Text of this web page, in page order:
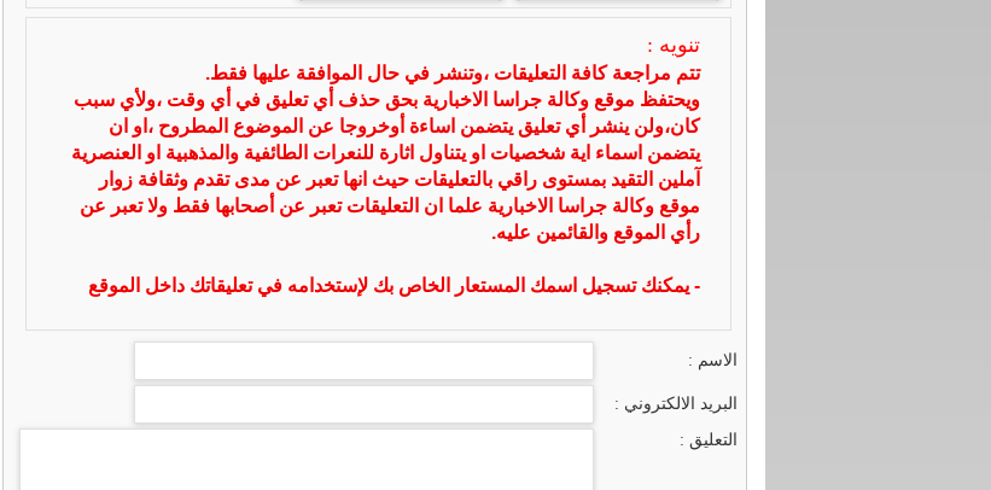
تنويه :
تتم مراجعة كافة التعليقات ،وتنشر في حال الموافقة عليها فقط.
ويحتفظ موقع وكالة جراسا الاخبارية بحق حذف أي تعليق في أي وقت ،ولأي سبب
كان،ولن ينشر أي تعليق يتضمن اساءة أوخروجا عن الموضوع المطروح ،او ان
يتضمن اسماء اية شخصيات او يتناول اثارة للنعرات الطائفية والمذهبية او العنصرية
آملين التقيد بمستوى راقي بالتعليقات حيث انها تعبر عن مدى تقدم وثقافة زوار
موقع وكالة جراسا الاخبارية علما ان التعليقات تعبر عن أصحابها فقط ولا تعبر عن
رأي الموقع والقائمين عليه.
- يمكنك تسجيل اسمك المستعار الخاص بك لإستخدامه في تعليقاتك داخل الموقع
الاسم :
البريد الالكتروني :
التعليق :